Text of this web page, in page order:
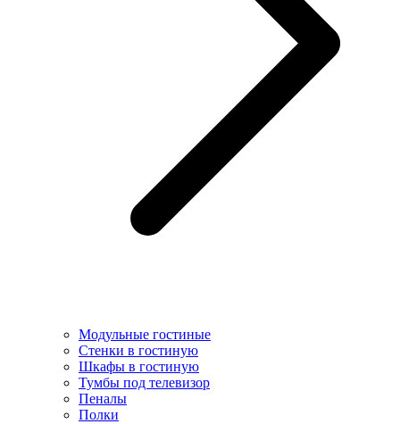
Модульные гостиные
Стенки в гостиную
Шкафы в гостиную
Тумбы под телевизор
Пеналы
Полки